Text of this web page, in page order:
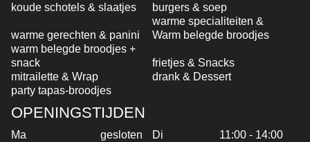
koude schotels & slaatjes
burgers & soep
warme gerechten & panini
warme specialiteiten &
Warm belegde broodjes
warm belegde broodjes +
snack
frietjes & Snacks
mitrailette & Wrap
drank & Dessert
party tapas-broodjes
OPENINGSTIJDEN
Ma gesloten Di
11:00 - 14:00